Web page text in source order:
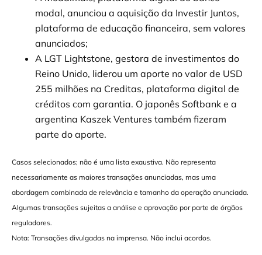
modal, anunciou a aquisição da Investir Juntos,
plataforma de educação financeira, sem valores
anunciados;
A LGT Lightstone, gestora de investimentos do
Reino Unido, liderou um aporte no valor de USD
255 milhões na Creditas, plataforma digital de
créditos com garantia. O japonês Softbank e a
argentina Kaszek Ventures também fizeram
parte do aporte.
Casos selecionados; não é uma lista exaustiva. Não representa
necessariamente as maiores transações anunciadas, mas uma
abordagem combinada de relevância e tamanho da operação anunciada.
Algumas transações sujeitas a análise e aprovação por parte de órgãos
reguladores.
Nota: Transações divulgadas na imprensa. Não inclui acordos.